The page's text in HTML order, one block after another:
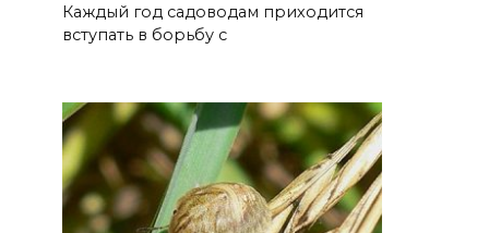
Каждый год садоводам приходится
вступать в борьбу с